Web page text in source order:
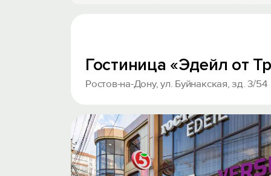
Гостиница «Эдейл от
Ростов-на-Дону, ул. Буйнакская, зд. 3/54